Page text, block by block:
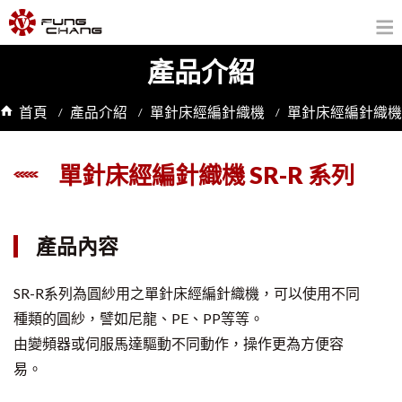
產品介紹
首頁 產品介紹 單針床經編針織機 單針床經編針織機
單針床經編針織機 SR-R 系列
產品內容
SR-R系列為圓紗用之單針床經編針織機，可以使用不同
種類的圓紗，譬如尼龍、PE、PP等等。
由變頻器或伺服馬達驅動不同動作，操作更為方便容
易。